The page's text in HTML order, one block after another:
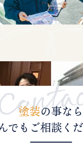
15日
れや剥がれ！】どう
因を解説！
12日
がいいの？】屋根・
塗装の事なら
でもご相談く